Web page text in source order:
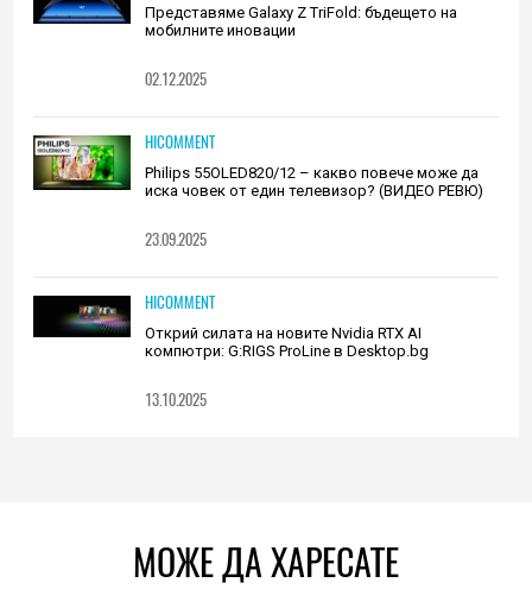
Представяме Galaxy Z TriFold: бъдещето на
мобилните иновации
02.12.2025
HICOMMENT
Philips 55OLED820/12 – какво повече може да
иска човек от един телевизор? (ВИДЕО РЕВЮ)
23.09.2025
HICOMMENT
Открий силата на новите Nvidia RTX AI
компютри: G:RIGS ProLine в Desktop.bg
13.10.2025
МОЖЕ ДА ХАРЕСАТЕ